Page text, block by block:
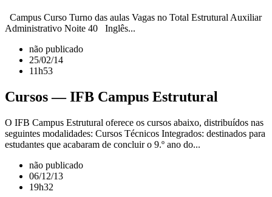
Campus Curso Turno das aulas Vagas no Total Estrutural Auxiliar
Administrativo Noite 40 Inglês...
não publicado
25/02/14
11h53
Cursos — IFB Campus Estrutural
O IFB Campus Estrutural oferece os cursos abaixo, distribuídos nas
seguintes modalidades: Cursos Técnicos Integrados: destinados para
estudantes que acabaram de concluir o 9.º ano do...
não publicado
06/12/13
19h32